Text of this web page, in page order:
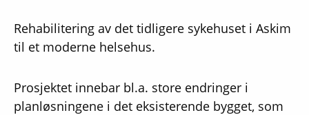
Rehabilitering av det tidligere sykehuset i Askim
til et moderne helsehus.
Prosjektet innebar bl.a. store endringer i
planløsningene i det eksisterende bygget, som